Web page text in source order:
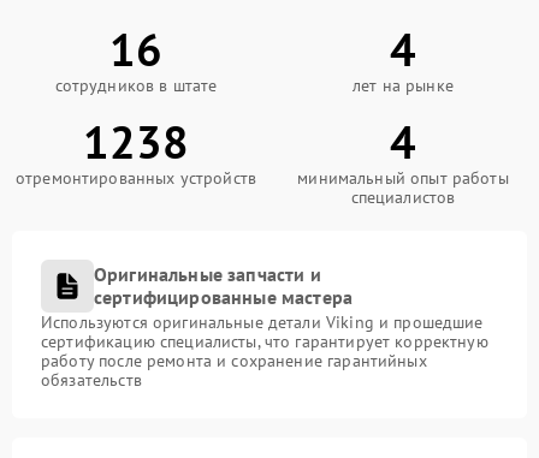
16
сотрудников в штате
4
лет на рынке
1238
отремонтированных устройств
4
минимальный опыт работы
специалистов
Оригинальные запчасти и
сертифицированные мастера
Используются оригинальные детали Viking и прошедшие
сертификацию специалисты, что гарантирует корректную
работу после ремонта и сохранение гарантийных
обязательств